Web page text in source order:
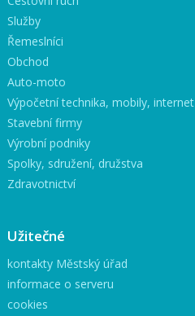
Služby
Řemeslníci
Obchod
Auto-moto
Výpočetní technika, mobily, internet
Stavební firmy
Výrobní podniky
Spolky, sdružení, družstva
Zdravotnictví
Užitečné
kontakty Městský úřad
informace o serveru
cookies